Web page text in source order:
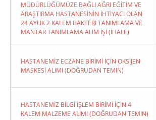
MÜDÜRLÜĞÜMÜZE BAĞLI AĞRI EĞİTİM VE
ARAŞTIRMA HASTANESİNİN İHTİYACI OLAN
24 AYLIK 2 KALEM BAKTERİ TANIMLAMA VE
MANTAR TANIMLAMA ALIM İŞİ (İHALE)
HASTANEMİZ ECZANE BİRİMİ İÇİN OKSİJEN
MASKESİ ALIMI (DOĞRUDAN TEMIN)
HASTANEMİZ BİLGİ İŞLEM BİRİMİ İÇİN 4
KALEM MALZEME ALIMI (DOĞRUDAN TEMIN)